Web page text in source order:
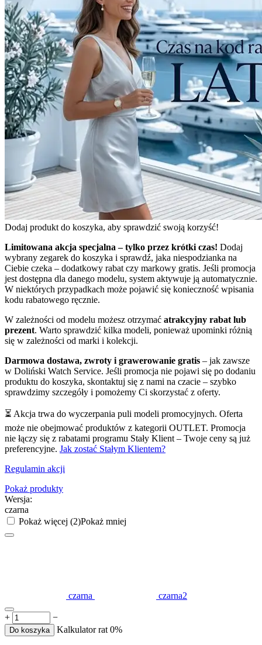
Dodaj produkt do koszyka, aby sprawdzić swoją korzyść!
Limitowana akcja specjalna – tylko przez krótki czas! Dodaj
wybrany zegarek do koszyka i sprawdź, jaka niespodzianka na
Ciebie czeka – dodatkowy rabat czy markowy gratis. Jeśli promocja
jest dostępna dla danego modelu, system aktywuje ją automatycznie.
W niektórych przypadkach może pojawić się konieczność wpisania
kodu rabatowego ręcznie.
W zależności od modelu możesz otrzymać atrakcyjny rabat lub
prezent. Warto sprawdzić kilka modeli, ponieważ upominki różnią
się w zależności od marki i kolekcji.
Darmowa dostawa, zwroty i grawerowanie gratis – jak zawsze
w Doliński Watch Service. Jeśli promocja nie pojawi się po dodaniu
produktu do koszyka, skontaktuj się z nami na czacie – szybko
sprawdzimy szczegóły i pomożemy Ci skorzystać z oferty.
⏳ Akcja trwa do wyczerpania puli modeli promocyjnych. Oferta
może nie obejmować produktów z kategorii OUTLET. Promocja
nie łączy się z rabatami programu Stały Klient – Twoje ceny są już
preferencyjne. Jak zostać Stałym Klientem?
Regulamin akcji
Pokaż produkty
Wersja:
czarna
Pokaż więcej (2)Pokaż mniej
czarna czarna2
+ −
Do koszyka Kalkulator rat 0%